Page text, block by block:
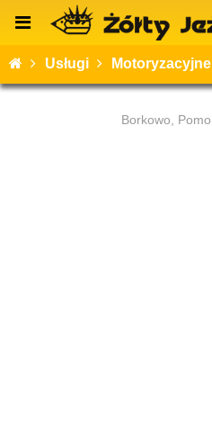
Usługi Motoryzacyjne
Borkowo,